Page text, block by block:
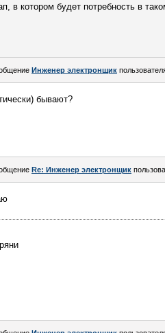
в котором будет потребность в
Инженер электронщик
бывают?
Re: Инженер электронщик